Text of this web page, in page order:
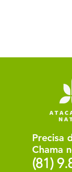
Precisa
Chama
(81)